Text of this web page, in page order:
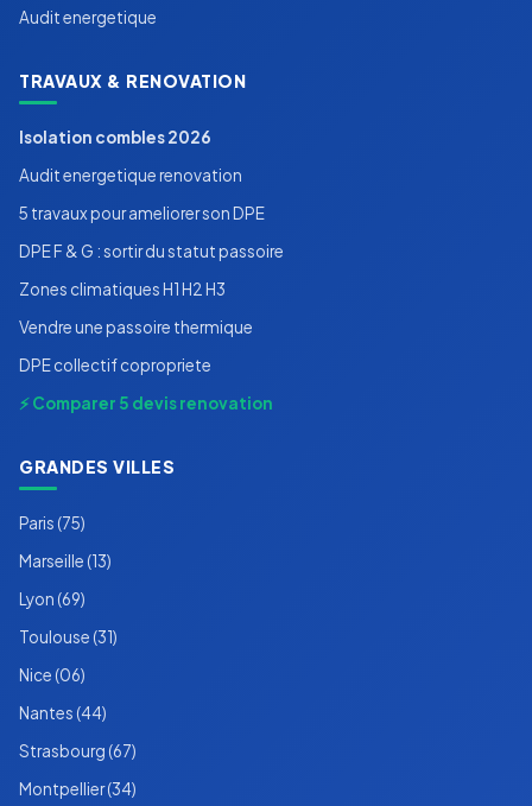
Audit energetique
TRAVAUX & RENOVATION
Isolation combles 2026
Audit energetique renovation
5 travaux pour ameliorer son DPE
DPE F & G : sortir du statut passoire
Zones climatiques H1 H2 H3
Vendre une passoire thermique
DPE collectif copropriete
⚡ Comparer 5 devis renovation
GRANDES VILLES
Paris (75)
Marseille (13)
Lyon (69)
Toulouse (31)
Nice (06)
Nantes (44)
Strasbourg (67)
Montpellier (34)